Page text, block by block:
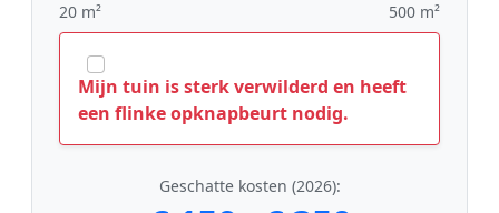
20 m² 500 m²
Mijn tuin is sterk verwilderd en heeft
een flinke opknapbeurt nodig.
Geschatte kosten (2026):